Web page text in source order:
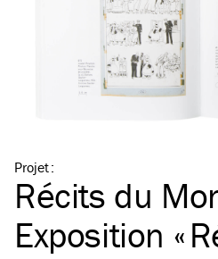
Projet:
Récits du
Exposition «